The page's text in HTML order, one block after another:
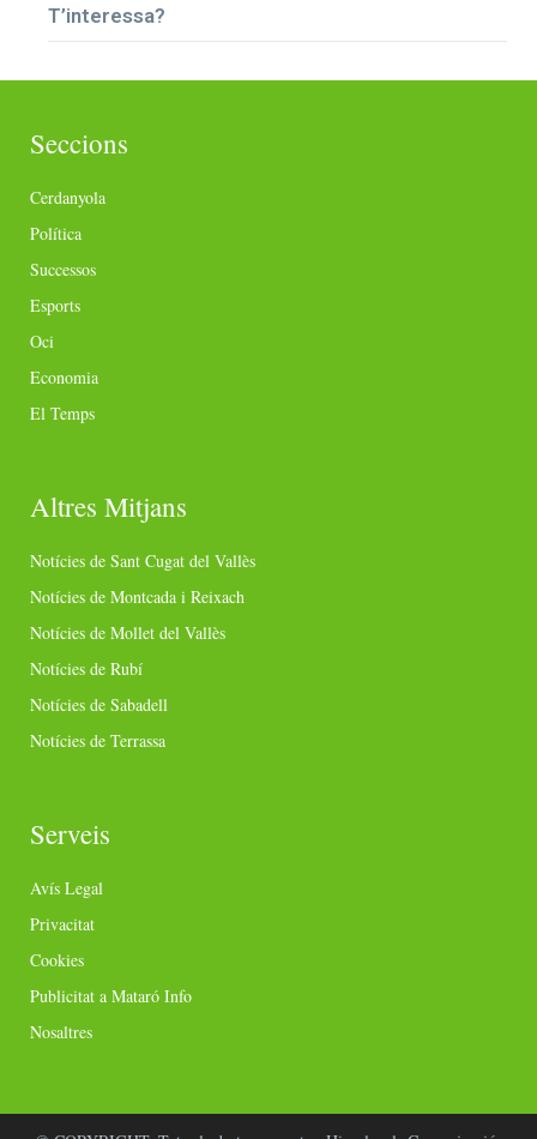
T’interessa?
Seccions
Cerdanyola
Política
Successos
Esports
Oci
Economia
El Temps
Altres Mitjans
Notícies de Sant Cugat del Vallès
Notícies de Montcada i Reixach
Notícies de Mollet del Vallès
Notícies de Rubí
Notícies de Sabadell
Notícies de Terrassa
Serveis
Avís Legal
Privacitat
Cookies
Publicitat a Mataró Info
Nosaltres